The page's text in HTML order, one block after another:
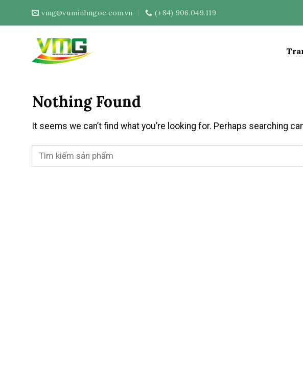
vmg@vuminhngoc.com.vn (+84) 906.049.119
Nothing Found
It seems we can’t find what you’re looking for. Perhaps searching